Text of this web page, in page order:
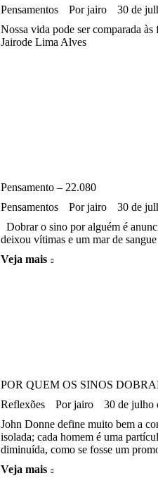
Pensamentos
Porjairo 30 de
Nossa vida pode ser comparada
Jairode Lima Alves
Pensamento – 22.080
Pensamentos
Porjairo 30 de
Dobrar o sino por alguém é
deixou vítimas e um mar de
Veja mais
POR QUEM OS SINOS
Reflexões
Porjairo 30 de julho
John Donne define muito bem a
isolada; cada homem é uma
diminuída, como se fosse um
Veja mais